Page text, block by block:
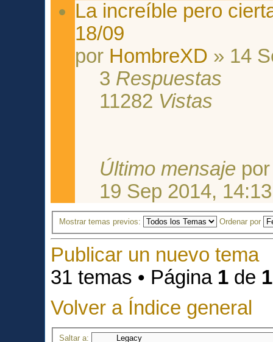
La increíble pero
18/09
por HombreXD » 14
3 Respuestas
11282 Vistas
Último mensaje
19 Sep 2014, 14:13
Mostrar temas previos: Ordenar por
Publicar un nuevo tema
31 temas • Página 1 de 1
Volver a Índice general
Saltar a: